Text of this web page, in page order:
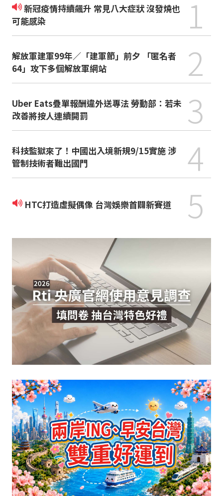
新冠疫情持續飆升 常見八大症狀 沒發燒也
可能感染
1
解放軍建軍99年／「建軍節」前夕 「匿名者
64」攻下多個解放軍網站
2
Uber Eats疊單報酬違外送專法 勞動部：若未
改善將按人連續開罰
3
科技監獄來了！中國出入境新規9/15實施 涉
管制技術者難出國門
4
HTC打造虛擬偶像 台灣娛樂首闢新賽道 5